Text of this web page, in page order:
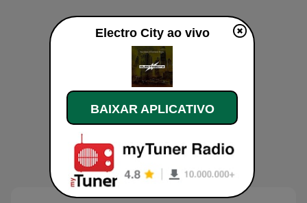
Electro City ao vivo
BAIXAR APLICATIVO